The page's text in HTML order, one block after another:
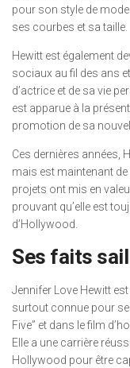
pour son style de
ses courbes et sa taille.
Hewitt est également
sociaux au fil des ans
d’actrice et de sa vie
est apparue à la
promotion de sa
Ces dernières années,
mais est maintenant
projets ont mis en
prouvant qu’elle est
d’Hollywood.
Ses faits
Jennifer Love Hewitt
surtout connue pour
Five” et dans le film
Elle a une carrière
Hollywood pour être